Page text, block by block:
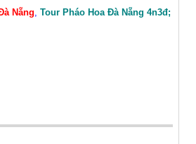
Nẵng Tour Pháo Hoa Đà Nẵng 4n3đ;